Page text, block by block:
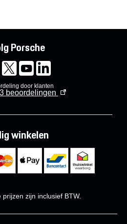
Porsche
door klanten
beoordelingen
winkelen
zijn inclusief BTW.